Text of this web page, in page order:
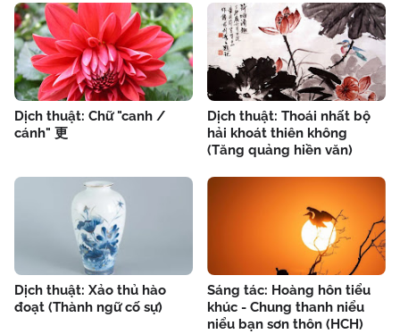
Dịch thuật: Chữ "canh /
cánh" 更
Dịch thuật: Thoái nhất bộ
hải khoát thiên không
(Tăng quảng hiền văn)
Dịch thuật: Xảo thủ hào
đoạt (Thành ngữ cố sự)
Sáng tác: Hoàng hôn tiểu
khúc - Chung thanh niểu
niểu bạn sơn thôn (HCH)